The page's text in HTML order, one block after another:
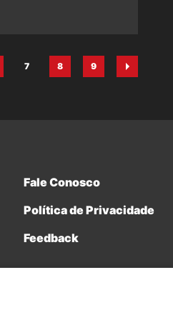
Página
Página
7
Página
8
Página
9
Fale Conosco
Política de Privacidade
Feedback